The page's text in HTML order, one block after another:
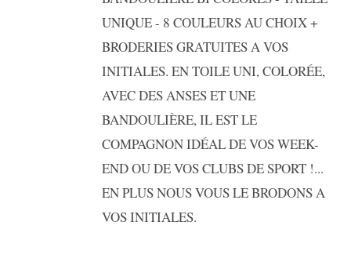
UNIQUE - 8 COULEURS AU CHOIX +
BRODERIES GRATUITES A VOS
INITIALES. EN TOILE UNI, COLORÉE,
AVEC DES ANSES ET UNE
BANDOULIÈRE, IL EST LE
COMPAGNON IDÉAL DE VOS WEEK-
END OU DE VOS CLUBS DE SPORT !...
EN PLUS NOUS VOUS LE BRODONS A
VOS INITIALES.